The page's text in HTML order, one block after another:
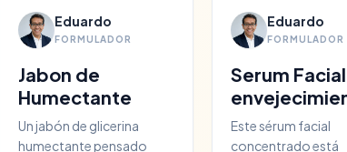
Eduardo
FORMULADOR
Jabon de
Humectante
Un jabón de glicerina
humectante pensado
Eduardo
FORMULADOR
Serum
Este sérum facial
concentrado está